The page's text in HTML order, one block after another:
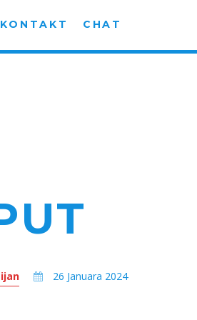
KONTAKT CHAT
26 Januara 2024